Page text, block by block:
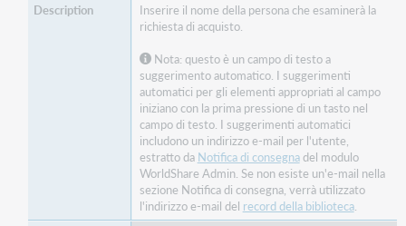
Inserire il nome della persona che esaminerà la
richiesta di acquisto.
Nota: questo è un campo di testo a
suggerimento automatico. I suggerimenti
automatici per gli elementi appropriati al campo
iniziano con la prima pressione di un tasto nel
campo di testo. I suggerimenti automatici
includono un indirizzo e-mail per l'utente,
estratto da Notifica di consegnadel modulo
WorldShare Admin. Se non esiste un'e-mail nella
sezione Notifica di consegna, verrà utilizzato
l'indirizzo e-mail del record della biblioteca.